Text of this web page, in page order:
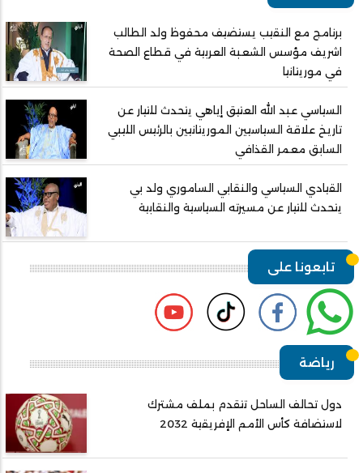
برنامج مع النقيب يستضيف محفوظ ولد الطالب
اشريف مؤسس الشعبة العربية في قطاع الصحة
في موريتانيا
السياسي عبد الله العتيق إياهي يتحدث للتيار عن
تاريخ علاقة السياسيين الموريتانيين بالرئيس الليبي
السابق معمر القذافي
القيادي السياسي والنقابي الساموري ولد بي
يتحدث للتيار عن مسيرته السياسية والنقابية
تابعونا على
رياضة
دول تحالف الساحل تتقدم بملف مشترك
لاستضافة كأس الأمم الإفريقية 2032